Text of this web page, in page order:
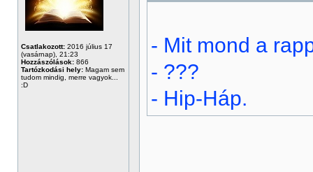
Csatlakozott: 2016 július 17
(vasárnap), 21:23
Hozzászólások: 866
Tartózkodási hely: Magam sem
tudom mindig, merre vagyok...
:D
- Mit mond a
- ???
- Hip-Háp.